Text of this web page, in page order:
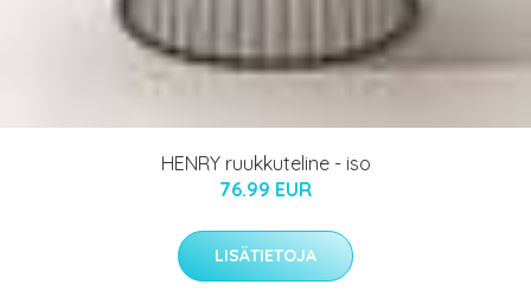
HENRY ruukkuteline - iso
76.99 EUR
LISÄTIETOJA